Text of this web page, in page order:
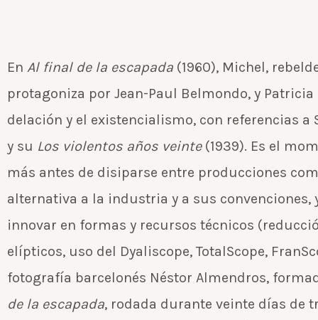
En Al final de la escapada (1960), Michel,
protagoniza por Jean-Paul Belmondo, y
delación y el existencialismo, con referencias a
y su Los violentos años veinte(1939). Es el
más antes de disiparse entre producciones
alternativa a la industria y a sus
innovar en formas y recursos técnicos
elípticos, uso del Dyaliscope, TotalScope,
fotografía barcelonés Néstor Almendros,
de la escapada, rodada durante veinte días de